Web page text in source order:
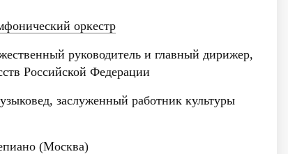
оркестр
руководитель и главный дирижер,
Российской Федерации
заслуженный работник культуры
(Москва)